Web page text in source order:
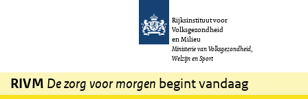
Overslaan en naar de inhoud gaan
Rijksinstituut voor
Volksgezondheid
en Milieu
Ministerie van Volksgezondheid,
Welzijn en Sport
RIVM De zorg voor morgen begint vandaag